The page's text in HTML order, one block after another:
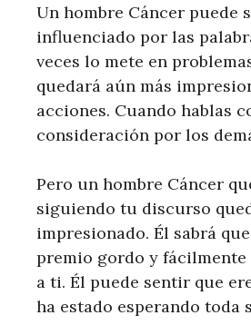
Un hombre Cáncer puede
influenciado por las
veces lo mete en
quedará aún más
acciones. Cuando hablas
consideración por los
Pero un hombre Cáncer
siguiendo tu discurso
impresionado. Él sabrá
premio gordo y
a ti. Él puede sentir que
ha estado esperando toda